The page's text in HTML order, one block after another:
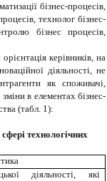
бізнес-процесів,
технолог бізнес-
бізнес процесів,
керівників, на
діяльності, не
як споживачі,
в елементах бізнес-
(табл. 1):
технологічних
діяльності, які